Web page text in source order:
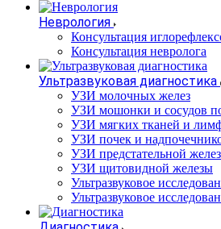
Неврология
Консультация
Консультация невролога
Ультразвуковая диагностика
УЗИ молочных желез
УЗИ мошонки и сосудов
УЗИ мягких тканей и
УЗИ почек и
УЗИ предстательной
УЗИ щитовидной железы
Ультразвуковое
Ультразвуковое